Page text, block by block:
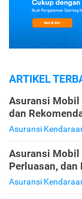
ARTIKEL
Asuransi Mobil
dan
Asuransi
Asuransi Mobil
Perluasan, dan
Asuransi